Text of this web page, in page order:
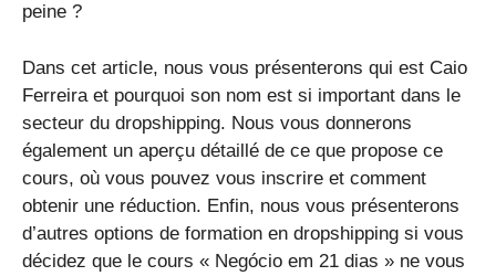
peine ?
Dans cet article, nous vous présenterons qui est Caio
Ferreira et pourquoi son nom est si important dans le
secteur du dropshipping. Nous vous donnerons
également un aperçu détaillé de ce que propose ce
cours, où vous pouvez vous inscrire et comment
obtenir une réduction. Enfin, nous vous présenterons
d’autres options de formation en dropshipping si vous
décidez que le cours « Negócio em 21 dias » ne vous